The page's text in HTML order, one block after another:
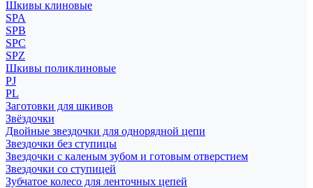
Шкивы клиновые
SPA
SPB
SPC
SPZ
Шкивы поликлиновые
PJ
PL
Заготовки для шкивов
Звёздочки
Двойные звездочки для однорядной цепи
Звездочки без ступицы
Звездочки с каленым зубом и готовым отверстием
Звездочки со ступицей
Зубчатое колесо для ленточных цепей